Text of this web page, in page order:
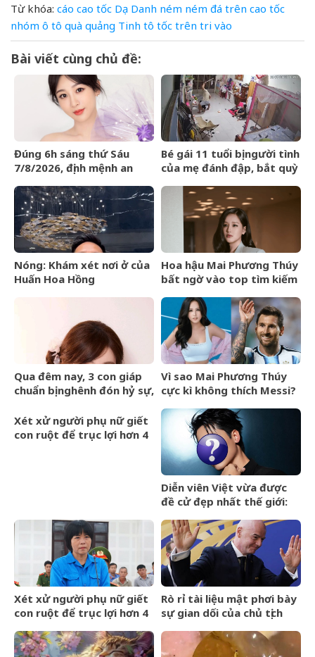
Từ khóa: cáo cao tốc Dạ Danh ném ném đá trên cao tốc
nhóm ô tô quà quảng Tinh tô tốc trên tri vào
Bài viết cùng chủ đề:
Đúng 6h sáng thứ Sáu
7/8/2026, định mệnh an
như cá chép hóa rồng,
giàu có lên bất chấp
Bé gái 11 tuổi bị người tình
của mẹ đánh đập, bắt quỳ
Nóng: Khám xét nơi ở của
Huấn Hoa Hồng
Hoa hậu Mai Phương Thúy
bất ngờ vào top tìm kiếm
vọt
Qua đêm nay, 3 con giáp
chuẩn bị nghênh đón hỷ sự,
hương hóa Rồng hóa
Phượng
Vì sao Mai Phương Thúy
cực kì không thích Messi?
Xét xử người phụ nữ giết
con ruột để trục lợi hơn 4
Diễn viên Việt vừa được
đề cử đẹp nhất thế giới:
cưỡng, ăn tiền nhất là đôi
mắt cực phẩm
Xét xử người phụ nữ giết
con ruột để trục lợi hơn 4
Rò rỉ tài liệu mật phơi bày
sự gian dối của chủ tịch
League